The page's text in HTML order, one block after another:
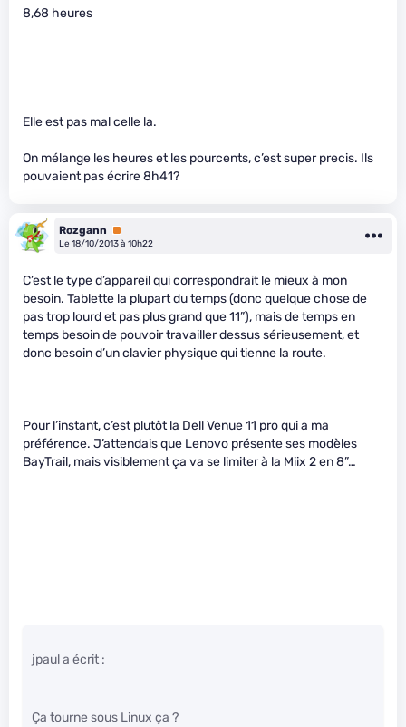
8,68 heures
Elle est pas mal celle la.
On mélange les heures et les pourcents, c’est super precis. Ils
pouvaient pas écrire 8h41?
Rozgann
Premium
Le 18/10/2013 à 10h22
C’est le type d’appareil qui correspondrait le mieux à mon
besoin. Tablette la plupart du temps (donc quelque chose de
pas trop lourd et pas plus grand que 11”), mais de temps en
temps besoin de pouvoir travailler dessus sérieusement, et
donc besoin d’un clavier physique qui tienne la route.
Pour l’instant, c’est plutôt la Dell Venue 11 pro qui a ma
préférence. J’attendais que Lenovo présente ses modèles
BayTrail, mais visiblement ça va se limiter à la Miix 2 en 8”…
jpaul a écrit :
Ça tourne sous Linux ça ?